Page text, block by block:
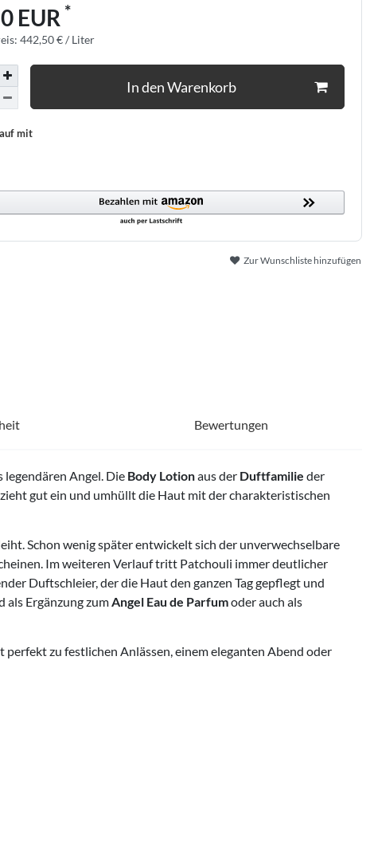
EUR *
442,50 € / Liter
In den Warenkorb
mit
Zur Wunschliste hinzufügen
Bewertungen
Angel. Die Body Lotionaus der Duftfamilie der
gut ein und umhüllt die Haut mit der charakteristischen
Schon wenig später entwickelt sich der unverwechselbare
Im weiteren Verlauf tritt Patchouli immer deutlicher
Duftschleier, der die Haut den ganzen Tag gepflegt und
Ergänzung zumAngel Eau de Parfumoder auch als
perfekt zu festlichen Anlässen, einem eleganten Abend oder